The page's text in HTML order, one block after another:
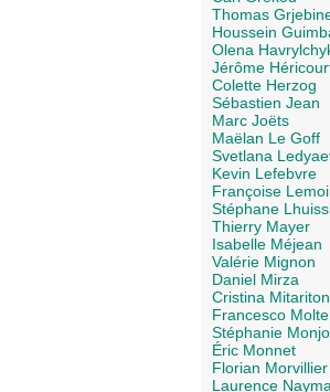
Thomas
Houssein
Olena
Jérôme
Colette Herzog
Sébastien Jean
Marc Joëts
Maëlan Le Goff
Svetlana
Kevin Lefebvre
Françoise
Stéphane
Thierry Mayer
Isabelle Méjean
Valérie Mignon
Daniel Mirza
Cristina
Francesco
Stéphanie
Éric Monnet
Florian Morvillier
Laurence